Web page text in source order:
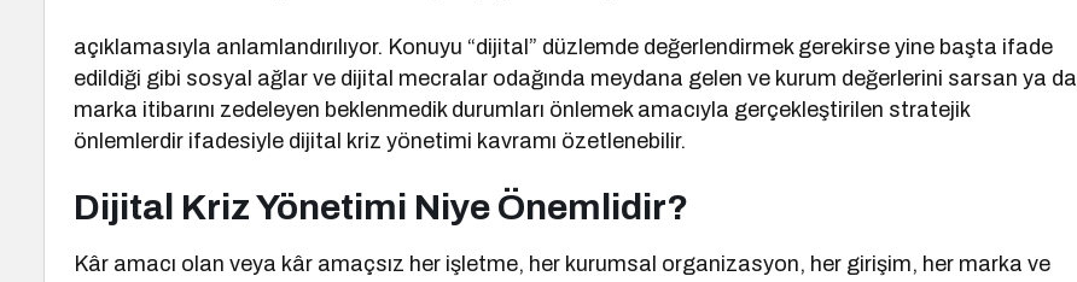
açıklamasıyla anlamlandırılıyor. Konuyu “dijital” düzlemde değerlendirmek gerekirse yine başta ifade
edildiği gibi sosyal ağlar ve dijital mecralar odağında meydana gelen ve kurum değerlerini sarsan ya da
marka itibarını zedeleyen beklenmedik durumları önlemek amacıyla gerçekleştirilen stratejik
önlemlerdir ifadesiyle dijital kriz yönetimi kavramı özetlenebilir.
Dijital Kriz Yönetimi Niye Önemlidir?
Kâr amacı olan veya kâr amaçsız her işletme, her kurumsal organizasyon, her girişim, her marka ve